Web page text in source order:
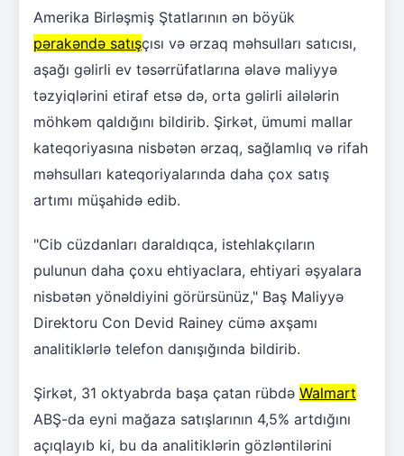
Amerika Birləşmiş Ştatlarının ən böyük
pərakəndə satışçısı və ərzaq məhsulları satıcısı,
aşağı gəlirli ev təsərrüfatlarına əlavə maliyyə
təzyiqlərini etiraf etsə də, orta gəlirli ailələrin
möhkəm qaldığını bildirib. Şirkət, ümumi mallar
kateqoriyasına nisbətən ərzaq, sağlamlıq və rifah
məhsulları kateqoriyalarında daha çox satış
artımı müşahidə edib.
"Cib cüzdanları daraldıqca, istehlakçıların
pulunun daha çoxu ehtiyaclara, ehtiyari əşyalara
nisbətən yönəldiyini görürsünüz," Baş Maliyyə
Direktoru Con Devid Rainey cümə axşamı
analitiklərlə telefon danışığında bildirib.
Şirkət, 31 oktyabrda başa çatan rübdə Walmart
ABŞ-da eyni mağaza satışlarının 4,5% artdığını
açıqlayıb ki, bu da analitiklərin gözləntilərini